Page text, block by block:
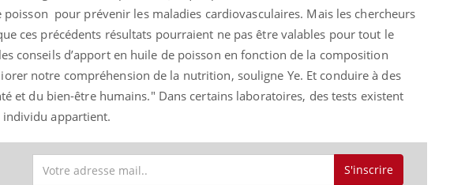
poisson pour prévenir les maladies cardiovasculaires. Mais les chercheurs
ces précédents résultats pourraient ne pas être valables pour tout le
conseils d’apport en huile de poisson en fonction de la composition
notre compréhension de la nutrition, souligne Ye. Et conduire à des
et du bien-être humains." Dans certains laboratoires, des tests existent
appartient.
S'inscrire
& Ramadan 2026Youtube
approche, et, pour de
personnes atteintes de
c'est une période de questions, de
mais ...
Youtube
Un « jumeau numérique » pour
faciliter l’accès à la médecine
préventiveYoutube
Un établissement lié à un groupe
numérique » permet ...